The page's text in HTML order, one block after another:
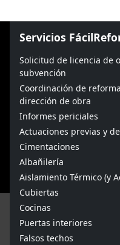
Servicios
Solicitud de licencia de
subvención
Coordinación de
dirección de obra
Informes periciales
Actuaciones previas y
Cimentaciones
Albañilería
Aislamiento Térmico (y
Cubiertas
Cocinas
Puertas interiores
Falsos techos